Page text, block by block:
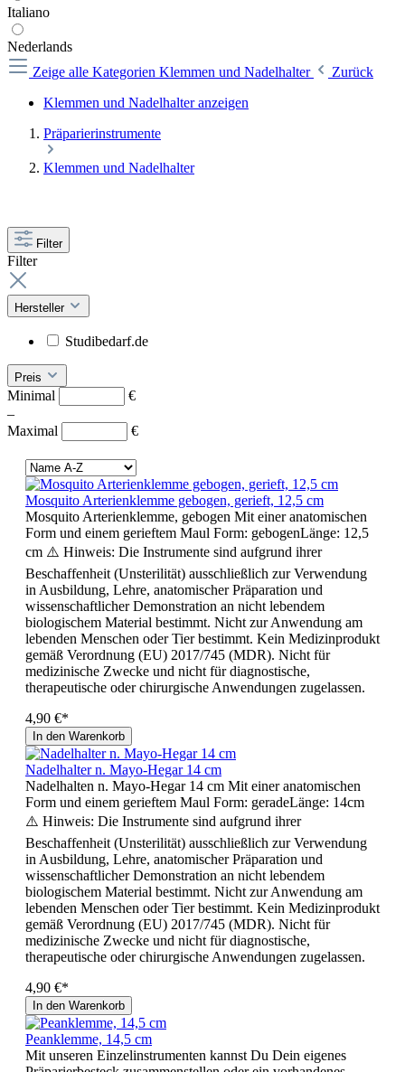
Italiano
Nederlands
Zeige alle Kategorien Klemmen und Nadelhalter
Zurück
Klemmen und Nadelhalter anzeigen
Präparierinstrumente
Klemmen und Nadelhalter
Filter
Filter
Hersteller
Studibedarf.de
Preis
Minimal
€
–
Maximal
€
Mosquito Arterienklemme gebogen, gerieft, 12,5 cm
Mosquito Arterienklemme, gebogen Mit einer anatomischen
Form und einem gerieftem Maul Form: gebogenLänge: 12,5
cm ⚠️ Hinweis: Die Instrumente sind aufgrund ihrer
Beschaffenheit (Unsterilität) ausschließlich zur Verwendung
in Ausbildung, Lehre, anatomischer Präparation und
wissenschaftlicher Demonstration an nicht lebendem
biologischem Material bestimmt. Nicht zur Anwendung am
lebenden Menschen oder Tier bestimmt. Kein Medizinprodukt
gemäß Verordnung (EU) 2017/745 (MDR). Nicht für
medizinische Zwecke und nicht für diagnostische,
therapeutische oder chirurgische Anwendungen zugelassen.
4,90 €*
In den Warenkorb
Nadelhalter n. Mayo-Hegar 14 cm
Nadelhalten n. Mayo-Hegar 14 cm Mit einer anatomischen
Form und einem gerieftem Maul Form: geradeLänge: 14cm
⚠️ Hinweis: Die Instrumente sind aufgrund ihrer
Beschaffenheit (Unsterilität) ausschließlich zur Verwendung
in Ausbildung, Lehre, anatomischer Präparation und
wissenschaftlicher Demonstration an nicht lebendem
biologischem Material bestimmt. Nicht zur Anwendung am
lebenden Menschen oder Tier bestimmt. Kein Medizinprodukt
gemäß Verordnung (EU) 2017/745 (MDR). Nicht für
medizinische Zwecke und nicht für diagnostische,
therapeutische oder chirurgische Anwendungen zugelassen.
4,90 €*
In den Warenkorb
Peanklemme, 14,5 cm
Mit unseren Einzelinstrumenten kannst Du Dein eigenes